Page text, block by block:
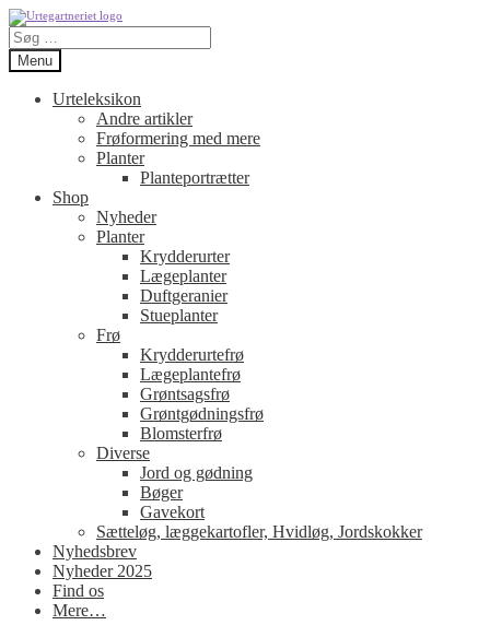
Spring
til
navigation
Spring
til
indhold
Søg
efter:
Menu
Urteleksikon
Andre artikler
Frøformering med mere
Planter
Planteportrætter
Shop
Nyheder
Planter
Krydderurter
Lægeplanter
Duftgeranier
Stueplanter
Frø
Krydderurtefrø
Lægeplantefrø
Grøntsagsfrø
Grøntgødningsfrø
Blomsterfrø
Diverse
Jord og gødning
Bøger
Gavekort
Sætteløg, læggekartofler, Hvidløg, Jordskokker
Nyhedsbrev
Nyheder 2025
Find os
Mere…